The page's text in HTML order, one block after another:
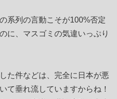
系列の言動こそが100%否定
に、マスゴミの気違いっぷり
た件などは、完全に日本が悪
て垂れ流していますからね！